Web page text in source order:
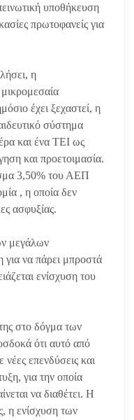
υποθήκευση
πρωτοφανείς για
η
έχει ξεχαστεί, η
σύστημα
και ένα ΤΕΙ ως
και προετοιμασία.
3,50% του ΑΕΠ
, η οποία δεν
ασφυξίας.
μεγάλων
για να πάρει μπροστά
ενίσχυση του
στο δόγμα των
ότι αυτό από
επενδύσεις και
για την οποία
να διαθέτει. Η
η ενίσχυση των